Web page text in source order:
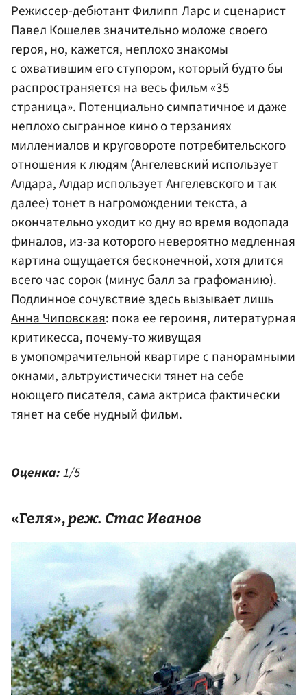
Режиссер-дебютант Филипп Ларс и сценарист
Павел Кошелев значительно моложе своего
героя, но, кажется, неплохо знакомы
с охватившим его ступором, который будто бы
распространяется на весь фильм «35
страница». Потенциально симпатичное и даже
неплохо сыгранное кино о терзаниях
миллениалов и круговороте потребительского
отношения к людям (Ангелевский использует
Алдара, Алдар использует Ангелевского и так
далее) тонет в нагромождении текста, а
окончательно уходит ко дну во время водопада
финалов, из-за которого невероятно медленная
картина ощущается бесконечной, хотя длится
всего час сорок (минус балл за графоманию).
Подлинное сочувствие здесь вызывает лишь
Анна Чиповская: пока ее героиня, литературная
критикесса, почему-то живущая
в умопомрачительной квартире с панорамными
окнами, альтруистически тянет на себе
ноющего писателя, сама актриса фактически
тянет на себе нудный фильм.
Оценка:1/5
«Геля»,реж. Стас Иванов